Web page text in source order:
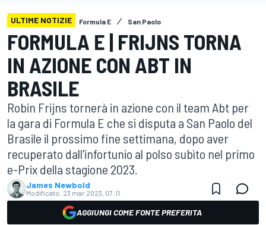
ULTIME NOTIZIE Formula E San Paolo
FORMULA E | FRIJNS TORNA
IN AZIONE CON ABT IN
BRASILE
Robin Frijns tornerà in azione con il team Abt per
la gara di Formula E che si disputa a San Paolo del
Brasile il prossimo fine settimana, dopo aver
recuperato dall'infortunio al polso subìto nel primo
e-Prix della stagione 2023.
James Newbold
Modificato: 23 mar 2023, 07:11
AGGIUNGI COME FONTE PREFERITA